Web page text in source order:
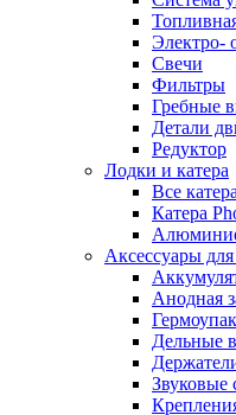
Электро-
Свечи
Фильтры
Гребные
Детали
Редуктор
Лодки и катера
Все катера
Катера
Аксессуары
Анодная
Дельные
Звуковые